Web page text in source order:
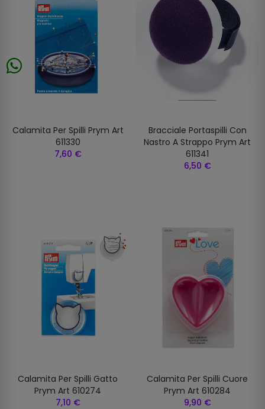
Calamita Per Spilli Prym Art
611330
7,60 €
Bracciale Portaspilli Con
Nastro A Strappo Prym Art
611341
6,50 €
Calamita Per Spilli Gatto
Prym Art 610274
7,10 €
Calamita Per Spilli Cuore
Prym Art 610284
9,90 €